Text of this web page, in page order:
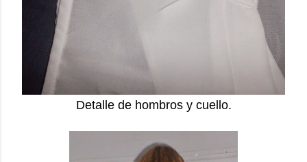
Detalle de hombros y cuello.